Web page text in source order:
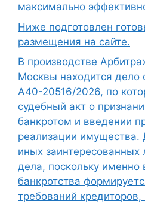
максимально
Ниже подготовлен
размещения на сайте.
В производстве
Москвы находится дело
А40-20516/2026, по
судебный акт о
банкротом и введении
реализации имущества.
иных заинтересованных
дела, поскольку
банкротства
требований